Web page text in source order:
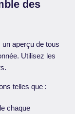
des
un aperçu de tous
Utilisez les
telles que :
chaque